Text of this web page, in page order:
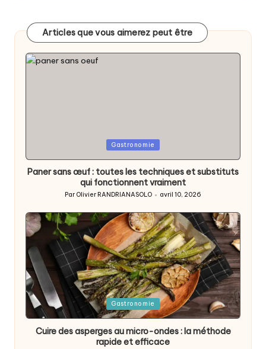
Articles que vous aimerez peut être
Gastronomie
Paner sans œuf : toutes les techniques et substituts
qui fonctionnent vraiment
Par Olivier RANDRIANASOLO avril 10, 2026
Posted
Gastronomie
Cuire des asperges au micro-ondes : la méthode
rapide et efficace